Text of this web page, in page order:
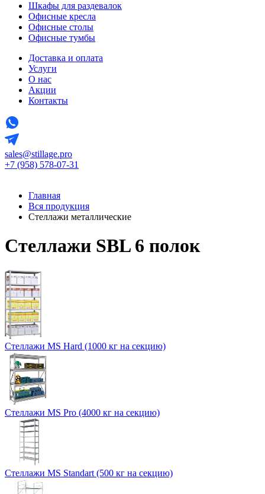
Шкафы для раздевалок
Офисные кресла
Офисные столы
Офисные тумбы
Доставка и оплата
Услуги
О нас
Акции
Контакты
sales@stillage.pro
+7 (958) 578-07-31
Главная
Вся продукция
Стеллажи металлические
Стеллажи SBL 6 полок
Стеллажи MS Hard (1000 кг на секцию)
Стеллажи MS Pro (4000 кг на секцию)
Стеллажи MS Standart (500 кг на секцию)